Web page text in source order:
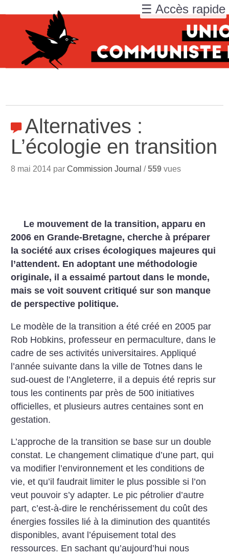
Alternatives :
L’écologie en transition
8 mai 2014 parCommission Journal /559 vues
Le mouvement de la transition, apparu en
2006 en Grande-Bretagne, cherche à préparer
la société aux crises écologiques majeures qui
l’attendent. En adoptant une méthodologie
originale, il a essaimé partout dans le monde,
mais se voit souvent critiqué sur son manque
de perspective politique.
Le modèle de la transition a été créé en 2005 par
Rob Hobkins, professeur en permaculture, dans le
cadre de ses activités universitaires. Appliqué
l’année suivante dans la ville de Totnes dans le
sud-ouest de l’Angleterre, il a depuis été repris sur
tous les continents par près de 500 initiatives
officielles, et plusieurs autres centaines sont en
gestation.
L’approche de la transition se base sur un double
constat. Le changement climatique d’une part, qui
va modifier l’environnement et les conditions de
vie, et qu’il faudrait limiter le plus possible si l’on
veut pouvoir s’y adapter. Le pic pétrolier d’autre
part, c’est-à-dire le renchérissement du coût des
énergies fossiles lié à la diminution des quantités
disponibles, avant l’épuisement total des
ressources. En sachant qu’aujourd’hui nous
☰ Accès rapide